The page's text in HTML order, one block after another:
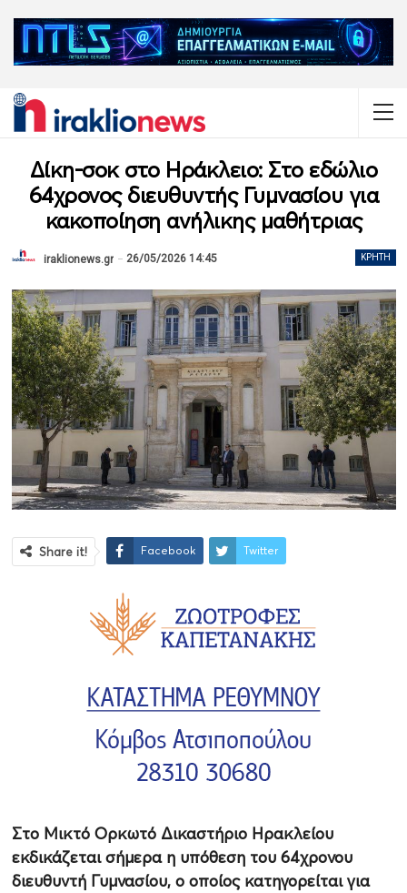
Δίκη-σοκ στο Ηράκλειο: Στο εδώλιο
64χρονος διευθυντής Γυμνασίου για
κακοποίηση ανήλικης μαθήτριας
ΚΡΉΤΗ
iraklionews.gr 26/05/2026 14:45
Share it! Facebook Twitter
Στο Μικτό Ορκωτό Δικαστήριο Ηρακλείου
εκδικάζεται σήμερα η υπόθεση του 64χρονου
διευθυντή Γυμνασίου, ο οποίος κατηγορείται για